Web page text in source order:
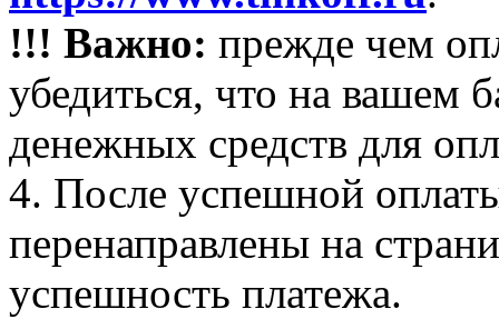
!!! Важно: прежде чем
убедиться, что на вашем
денежных средств для
4. После успешной
перенаправлены на
успешность платежа.